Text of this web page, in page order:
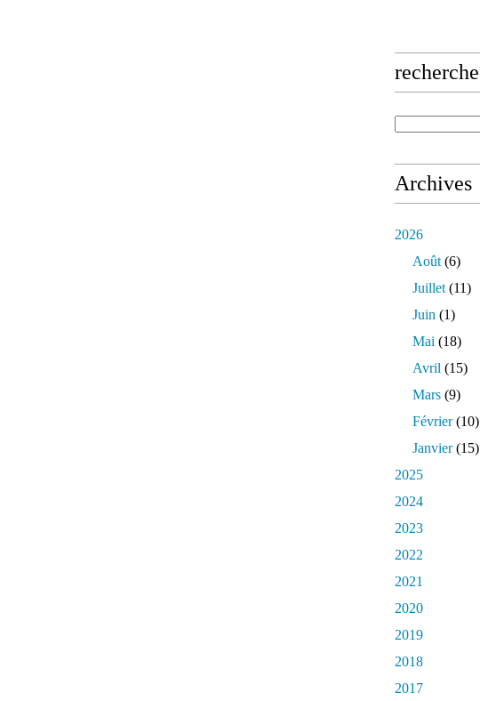
recherche
Archives
2026
Août (6)
Juillet (11)
Juin (1)
Mai (18)
Avril (15)
Mars (9)
Février(10)
Janvier(15)
2025
2024
2023
2022
2021
2020
2019
2018
2017